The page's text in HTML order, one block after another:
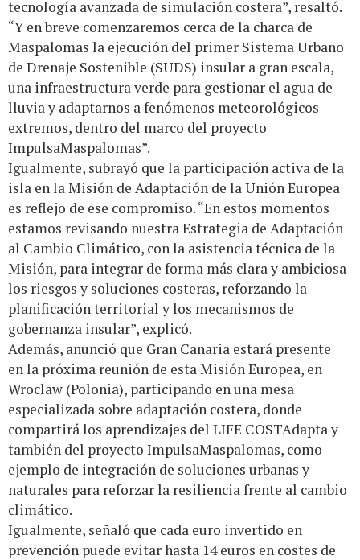
tecnología avanzada de simulación costera”, resaltó.
“Y en breve comenzaremos cerca de la charca de
Maspalomas la ejecución del primer Sistema Urbano
de Drenaje Sostenible (SUDS) insular a gran escala,
una infraestructura verde para gestionar el agua de
lluvia y adaptarnos a fenómenos meteorológicos
extremos, dentro del marco del proyecto
ImpulsaMaspalomas”.
Igualmente, subrayó que la participación activa de la
isla en la Misión de Adaptación de la Unión Europea
es reflejo de ese compromiso. “En estos momentos
estamos revisando nuestra Estrategia de Adaptación
al Cambio Climático, con la asistencia técnica de la
Misión, para integrar de forma más clara y ambiciosa
los riesgos y soluciones costeras, reforzando la
planificación territorial y los mecanismos de
gobernanza insular”, explicó.
Además, anunció que Gran Canaria estará presente
en la próxima reunión de esta Misión Europea, en
Wroclaw (Polonia), participando en una mesa
especializada sobre adaptación costera, donde
compartirá los aprendizajes del LIFE COSTAdapta y
también del proyecto ImpulsaMaspalomas, como
ejemplo de integración de soluciones urbanas y
naturales para reforzar la resiliencia frente al cambio
climático.
Igualmente, señaló que cada euro invertido en
prevención puede evitar hasta 14 euros en costes de